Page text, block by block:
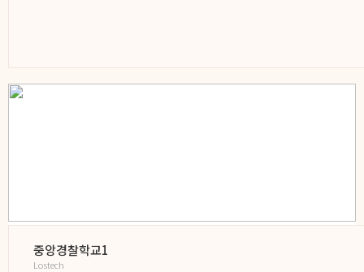
중앙경찰학교1
Lostech